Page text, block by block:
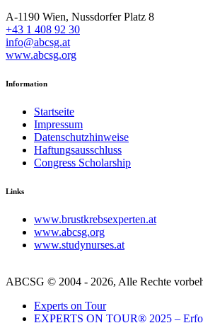
A-1190 Wien, Nussdorfer Platz 8
+43 1 408 92 30
info@abcsg.at
www.abcsg.org
Information
Startseite
Impressum
Datenschutzhinweise
Haftungsausschluss
Congress Scholarship
Links
www.brustkrebsexperten.at
www.abcsg.org
www.studynurses.at
ABCSG © 2004 - 2026, Alle Rechte
Experts on Tour
EXPERTS ON TOUR® 2025 –